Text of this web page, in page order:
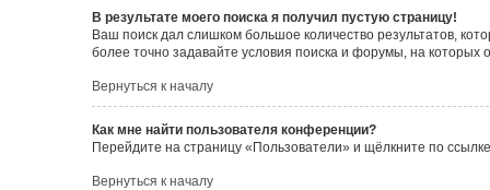
В результате моего поиска я получил пустую страницу!
Ваш поиск дал слишком большое количество результатов,
более точно задавайте условия поиска и форумы, на которых
Вернуться к началу
Как мне найти пользователя конференции?
Перейдите на страницу «Пользователи» и щёлкните по
Вернуться к началу